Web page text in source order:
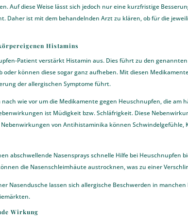
Auf diese Weise lässt sich jedoch nur eine kurzfristige
Daher ist mit dem behandelnden Arzt zu klären, ob für die
Histamins
Patient verstärkt Histamin aus. Dies führt zu den
oder können diese sogar ganz aufheben. Mit diesen
der allergischen Symptome führt.
wie vor um die Medikamente gegen Heuschnupfen, die am
ist Müdigkeit bzw. Schläfrigkeit. Diese
von Antihistaminika können Schwindelgefühle,
abschwellende Nasensprays schnelle Hilfe bei Heuschnupfen
die Nasenschleimhäute austrocknen, was zu einer
Nasendusche lassen sich allergische Beschwerden in
Wirkung